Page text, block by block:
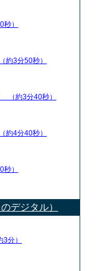
秒）
（約3分50秒）
（約3分40秒）
（約4分40秒）
秒）
デジタル）
3分）